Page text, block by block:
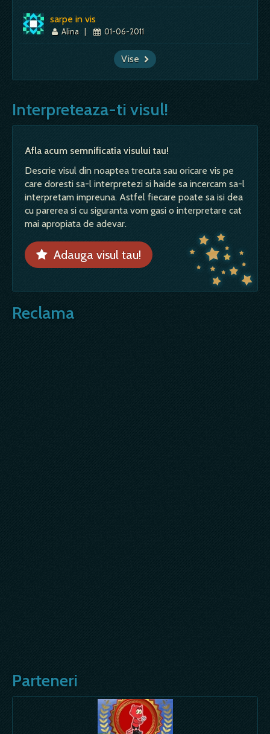
sarpe in vis
Alina | 01-06-2011
Vise
Interpreteaza-ti visul!
Afla acum semnificatia visului tau!
Descrie visul din noaptea trecuta sau oricare vis pe
care doresti sa-l interpretezi si haide sa incercam sa-l
interpretam impreuna. Astfel fiecare poate sa isi dea
cu parerea si cu siguranta vom gasi o interpretare cat
mai apropiata de adevar.
Adauga visul tau!
Reclama
Parteneri